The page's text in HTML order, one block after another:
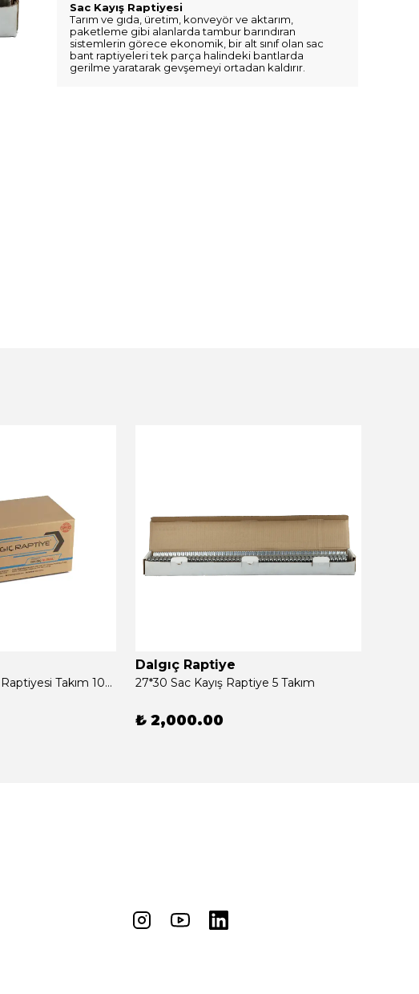
Sac Kayış Raptiyesi
Tarım ve gıda, üretim, konveyör ve aktarım,
paketleme gibi alanlarda tambur barındıran
sistemlerin görece ekonomik, bir alt sınıf olan sac
bant raptiyeleri tek parça halindeki bantlarda
gerilme yaratarak gevşemeyi ortadan kaldırır.
2,5'' Konveyör Bant Raptiyesi Takım 100 Adet
Dalgıç Raptiye
27*30 Sac Kayış Raptiye 5 Takım
₺ 2,000.00